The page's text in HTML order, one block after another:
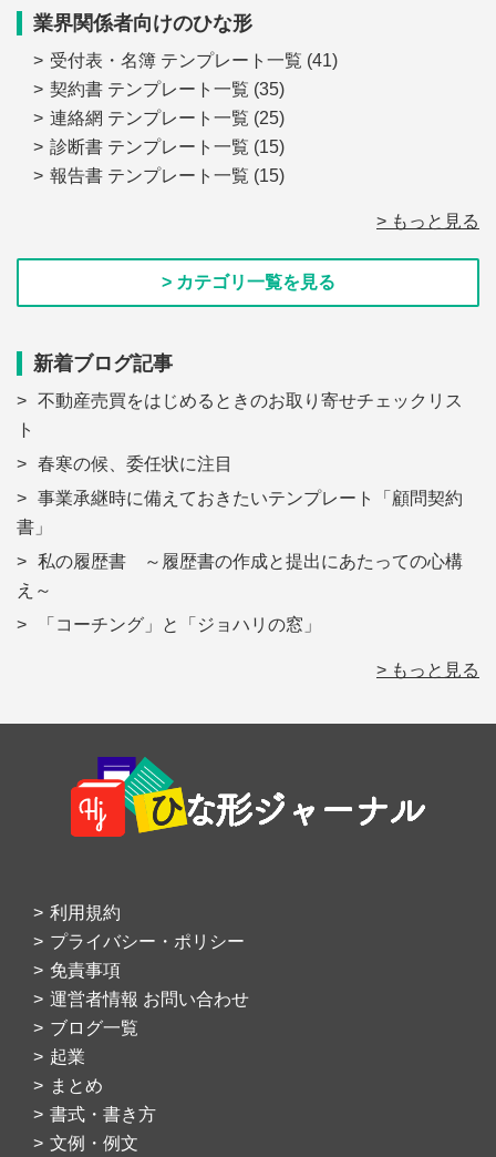
業界関係者向けのひな形
受付表・名簿 テンプレート一覧 (41)
契約書 テンプレート一覧 (35)
連絡網 テンプレート一覧 (25)
診断書 テンプレート一覧 (15)
報告書 テンプレート一覧 (15)
> もっと見る
> カテゴリ一覧を見る
新着ブログ記事
不動産売買をはじめるときのお取り寄せチェックリス
ト
春寒の候、委任状に注目
事業承継時に備えておきたいテンプレート「顧問契約
書」
私の履歴書 ～履歴書の作成と提出にあたっての心構
え～
「コーチング」と「ジョハリの窓」
> もっと見る
Footer
利用規約
プライバシー・ポリシー
免責事項
運営者情報 お問い合わせ
ブログ一覧
起業
まとめ
書式・書き方
文例・例文